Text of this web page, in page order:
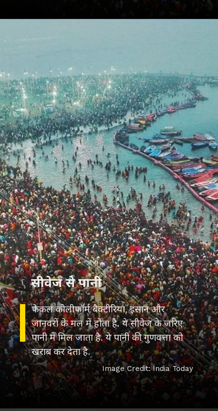
फेकल कोलीफॉर्म बैक्टीरिया, इंसान और
जानवरों के मल में होता है. ये सीवेज के जरिए
पानी में मिल जाता है. ये पानी की गुणवत्ता को
खराब कर देता है.
सीवेज से पानी
Image Credit: India Today